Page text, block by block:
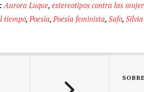
Aurora Luque, estereotipos contra las
tiempo,Poesía,Poesía feminista, Safo,